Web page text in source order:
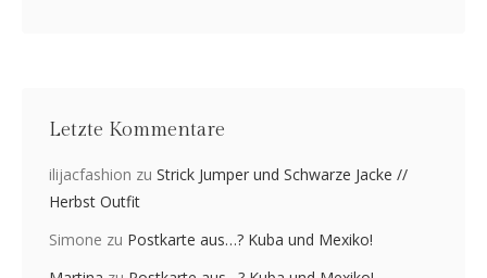
Letzte Kommentare
ilijacfashion zu Strick Jumper und Schwarze Jacke //
Herbst Outfit
Simone zu Postkarte aus…? Kuba und Mexiko!